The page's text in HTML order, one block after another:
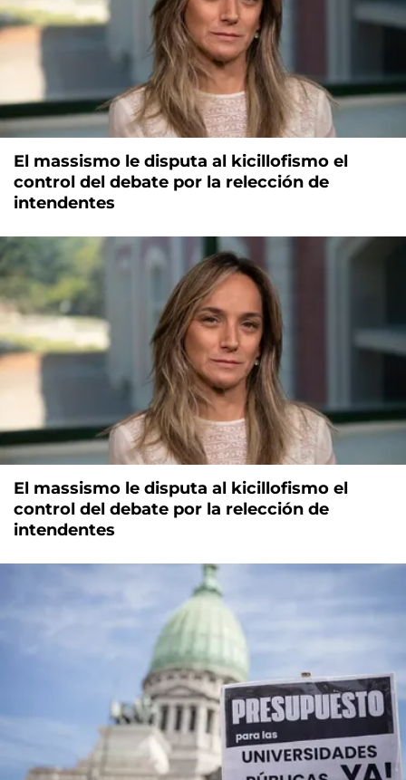
El massismo le disputa al kicillofismo el
control del debate por la relección de
intendentes
El massismo le disputa al kicillofismo el
control del debate por la relección de
intendentes